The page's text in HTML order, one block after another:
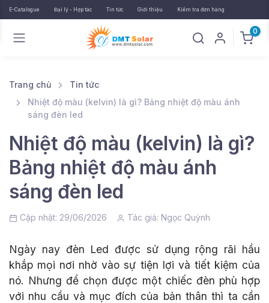
E-Catalogue Đại lý - Hợp tác Tin tức Giới thiệu Kiểm tra đơn hàng
0
Trang chủ
Tin tức
Nhiệt độ màu (kelvin) là gì? Bảng nhiệt độ màu ánh
sáng đèn led
Nhiệt độ màu (kelvin) là gì?
Bảng nhiệt độ màu ánh
sáng đèn led
Cập nhật: 29/06/2026 Tác giả: Ngọc Quỳnh
Ngày nay đèn Led được sử dụng rộng rãi hầu
khắp mọi nơi nhờ vào sự tiện lợi và tiết kiệm của
nó. Nhưng để chọn được một chiếc đèn phù hợp
với nhu cầu và mục đích của bản thân thì ta cần